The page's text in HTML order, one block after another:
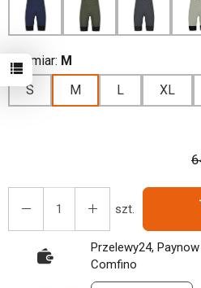
Rozmiar: M
S
M L XL
szt.
Przelewy24,
Comfino